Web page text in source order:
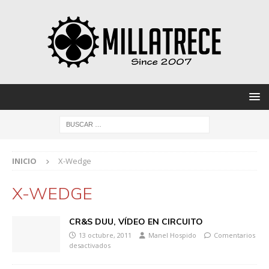
INICIO X-Wedge
X-WEDGE
CR&S DUU, VÍDEO EN CIRCUITO
13 octubre, 2011 Manel Hospido
Comentarios
desactivados